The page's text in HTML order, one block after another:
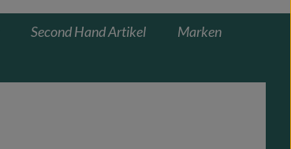
Second Hand Artikel
Marken